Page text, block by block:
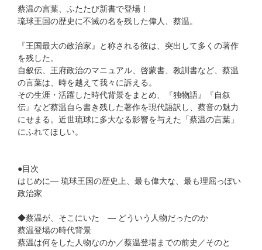
蔡温の言葉、ふたたび新書で登場！
琉球王国の歴史に不滅の名を残した偉人、蔡温。
『王国最大の政治家』と称される彼は、突出して多くの著作
を残した。
自叙伝、王府政治のマニュアル、啓蒙書、教訓書など、蔡温
の言葉は、時を越えて我々に訴える。
その生涯・活躍した時代背景をまとめ、『独物語』『自叙
伝』など蔡温自ら書き残した著作を現代語訳し、蔡音の魅力
にせまる。近世琉球に多大なる影響を与えた「蔡温の言葉」
にふれてほしい。
●目次
はじめに― 琉球王国の歴史上、最も偉大な、最も理屈っぽい
政治家
◆蔡温が、そこにいた ― どういう人物だったのか
蔡温登場の時代背景
蔡温は何をした人物なのか／蔡温登場までの前史／そのと